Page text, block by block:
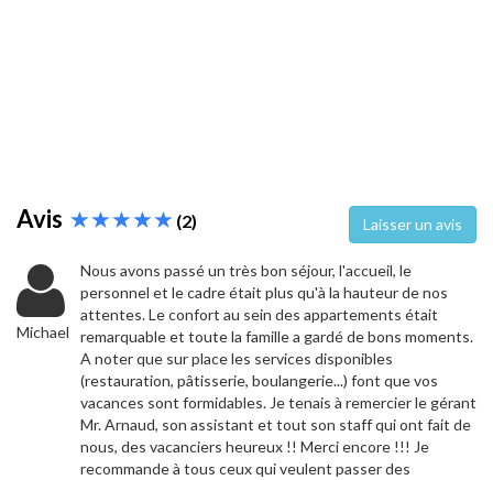
Avis (2) Laisser un avis
Michael
Nous avons passé un très bon séjour, l'accueil, le
personnel et le cadre était plus qu'à la hauteur de nos
attentes. Le confort au sein des appartements était
remarquable et toute la famille a gardé de bons moments.
A noter que sur place les services disponibles
(restauration, pâtisserie, boulangerie...) font que vos
vacances sont formidables. Je tenais à remercier le gérant
Mr. Arnaud, son assistant et tout son staff qui ont fait de
nous, des vacanciers heureux !! Merci encore !!! Je
recommande à tous ceux qui veulent passer des